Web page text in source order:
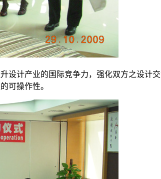
设计产业的国际竞争力，强化双方之设
可操作性。